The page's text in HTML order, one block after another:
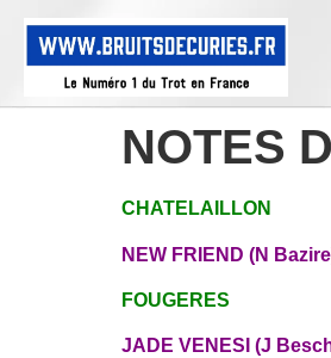
NOTES
CHATELAILLON
NEW FRIEND (N
FOUGERES
JADE VENESI (J